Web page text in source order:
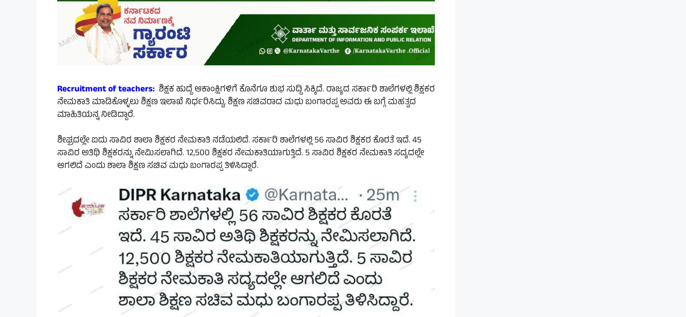
Recruitmentofteachers: ಶಿಕ್ಷಕ ಹುದ್ದೆ ಆಕಾಂಕ್ಷಿಗಳಿಗೆ ಕೊನೆಗೂ ಶುಭ ಸುದ್ದಿ ಸಿಕ್ಕಿದೆ. ರಾಜ್ಯದ ಸರ್ಕಾರಿ ಶಾಲೆಗಳಲ್ಲಿ ಶಿಕ್ಷಕರ
ನೇಮಕಾತಿ ಮಾಡಿಕೊಳ್ಳಲು ಶಿಕ್ಷಣ ಇಲಾಖೆ ನಿರ್ಧರಿಸಿದ್ದು, ಶಿಕ್ಷಣ ಸಚಿವರಾದ ಮಧು ಬಂಗಾರಪ್ಪ ಅವರು ಈ ಬಗ್ಗೆ ಮಹತ್ವದ
ಮಾಹಿತಿಯನ್ನ ನೀಡಿದ್ದಾರೆ.
ಶೀಘ್ರದಲ್ಲೇ ಐದು ಸಾವಿರ ಶಾಲಾ ಶಿಕ್ಷಕರ ನೇಮಕಾತಿ ನಡೆಯಲಿದೆ. ಸರ್ಕಾರಿ ಶಾಲೆಗಳಲ್ಲಿ 56 ಸಾವಿರ ಶಿಕ್ಷಕರ ಕೊರತೆ ಇದೆ. 45
ಸಾವಿರ ಅತಿಥಿ ಶಿಕ್ಷಕರನ್ನು ನೇಮಿಸಲಾಗಿದೆ. 12,500 ಶಿಕ್ಷಕರ ನೇಮಕಾತಿಯಾಗುತ್ತಿದೆ. 5 ಸಾವಿರ ಶಿಕ್ಷಕರ ನೇಮಕಾತಿ ಸದ್ಯದಲ್ಲೇ
ಆಗಲಿದೆ ಎಂದು ಶಾಲಾ ಶಿಕ್ಷಣ ಸಚಿವ ಮಧು ಬಂಗಾರಪ್ಪ ತಿಳಿಸಿದ್ದಾರೆ.